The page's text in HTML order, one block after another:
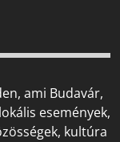
ami Budavár,
események,
kultúra